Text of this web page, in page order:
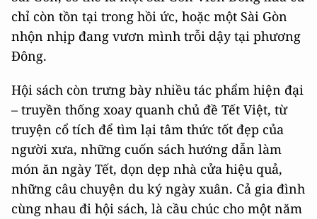
chỉ còn tồn tại trong hồi ức, hoặc một Sài Gòn
nhộn nhịp đang vươn mình trỗi dậy tại phương
Đông.
Hội sách còn trưng bày nhiều tác phẩm hiện đại
– truyền thống xoay quanh chủ đề Tết Việt, từ
truyện cổ tích để tìm lại tâm thức tốt đẹp của
người xưa, những cuốn sách hướng dẫn làm
món ăn ngày Tết, dọn dẹp nhà cửa hiệu quả,
những câu chuyện du ký ngày xuân. Cả gia đình
cùng nhau đi hội sách, là cầu chúc cho một năm